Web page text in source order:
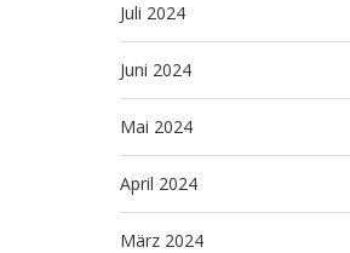
Juli 2024
Juni 2024
Mai 2024
April 2024
März 2024